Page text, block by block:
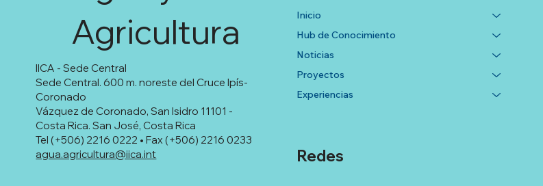
IICA - Sede Central
Sede Central. 600 m. noreste del Cruce Ipís-
Coronado
Vázquez de Coronado, San Isidro 11101 -
Costa Rica. San José, Costa Rica
Tel (+506) 2216 0222 • Fax (+506) 2216 0233
agua.agricultura@iica.int
Agricultura
Redes
Inicio
Hub de Conocimiento
Noticias
Proyectos
Experiencias